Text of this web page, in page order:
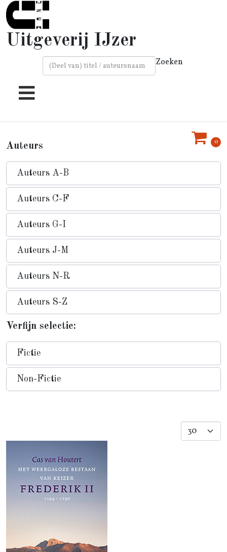
Uitgeverij IJzer
Zoeken
0
Auteurs
Auteurs A-B
Auteurs C-F
Auteurs G-I
Auteurs J-M
Auteurs N-R
Auteurs S-Z
Verfijn selectie:
Fictie
Non-Fictie
Toon #